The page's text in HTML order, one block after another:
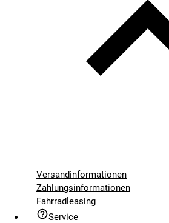
Versandinformationen
Zahlungsinformationen
Fahrradleasing
Service